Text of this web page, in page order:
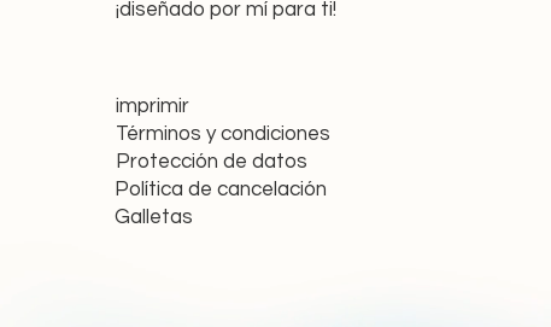
¡diseñado por mí para ti!
imprimir
Términos y condiciones
Protección de datos
Política de cancelación
Galletas